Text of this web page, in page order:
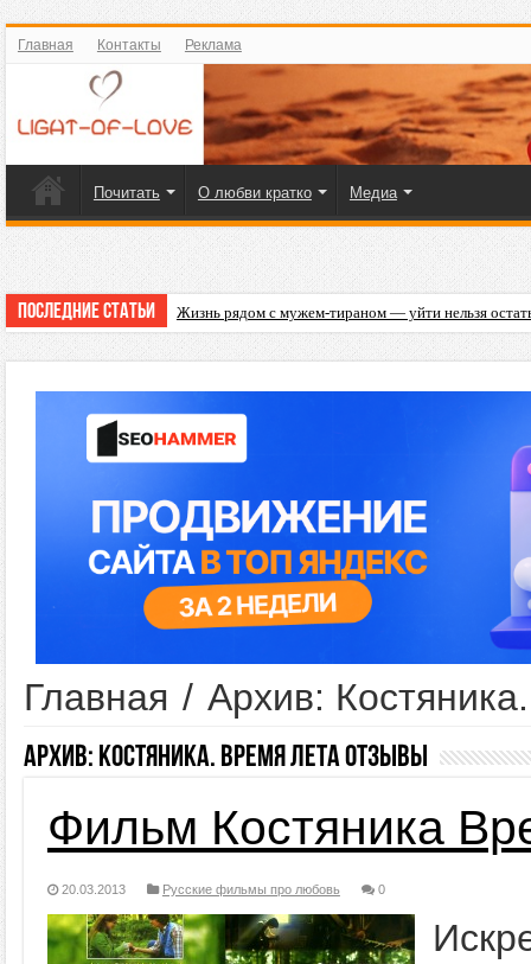
Главная Контакты Реклама
Почитать О любви кратко Медиа
Последние статьи Жизнь рядом с мужем-тираном — уйти нельзя
Главная / Архив:
Архив: Костяника. Время лета отзывы
Фильм Костяника
20.03.2013 Русские фильмы про любовь 0